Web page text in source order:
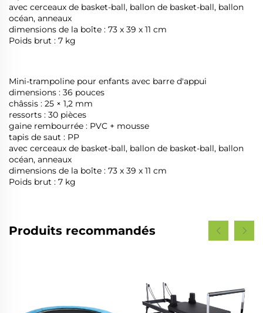
avec cerceaux de basket-ball, ballon de basket-ball, ballon
océan, anneaux
dimensions de la boîte : 73 x 39 x 11 cm
Poids brut : 7 kg
Mini-trampoline pour enfants avec barre d'appui
dimensions : 36 pouces
châssis : 25 × 1,2 mm
ressorts : 30 pièces
gaine rembourrée : PVC + mousse
tapis de saut : PP
avec cerceaux de basket-ball, ballon de basket-ball, ballon
océan, anneaux
dimensions de la boîte : 73 x 39 x 11 cm
Poids brut : 7 kg
Produits recommandés